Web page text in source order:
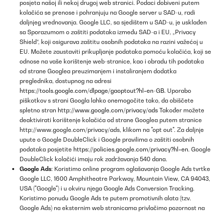
posjeta našoj ili nekoj drugoj web stranici. Podaci dobiveni putem
kolačića se prenose i pohranjuju na Google server u SAD-u, radi
daljnjeg vrednovanja. Google LLC, sa sjedištem u SAD-u, je usklađen
sa Sporazumom o zaštiti podataka između SAD-a i EU, „Privacy
Shield“, koji osigurava zaštitu osobnih podataka na razini važećoj u
EU. Možete zaustaviti prikupljanje podataka pomoću kolačića, koji se
odnose na vaše korištenje web-stranice, kao i obradu tih podataka
od strane Googlea preuzimanjem i instaliranjem dodatka
preglednika, dostupnog na adresi
https://tools.google.com/dlpage/gaoptout?hl=en-GB. Uporabo
piškotkov s strani Googla lahko onemogočite tako, da obiščete
spletno stran http://www.google.com/privacy/ads Također možete
deaktivirati korištenje kolačića od strane Googlea putem stranice
http://www.google.com/privacy/ads, klikom na "opt out". Za daljnje
upute o Google DoubleClick i Google pravilima o zaštiti osobnih
podataka posjetite https://policies.google.com/privacy?hl=en. Google
DoubleClick kolačići imaju rok zadržavanja 540 dana.
Google Ads: Koristimo online program oglašavanja Google Ads tvrtke
Google LLC, 1600 Amphitheatre Parkway, Mountain View, CA 94043,
USA ("Google") i u okviru njega Google Ads Conversion Tracking.
Koristimo ponudu Google Ads te putem promotivnih alata (tzv.
Google Ads) na eksternim web stranicama privlačimo pozornost na